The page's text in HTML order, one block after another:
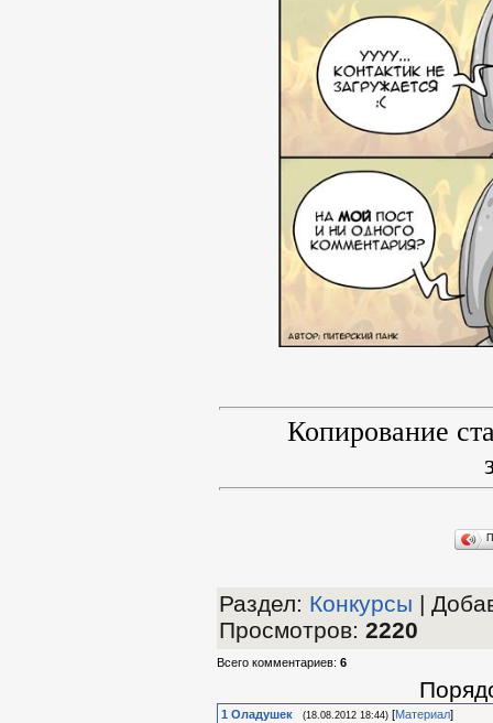
Копирование
Раздел: Конкурсы |
Просмотров: 2220
Всего комментариев: 6
1 Оладушек (18.08.2012 18:44) [Материал]